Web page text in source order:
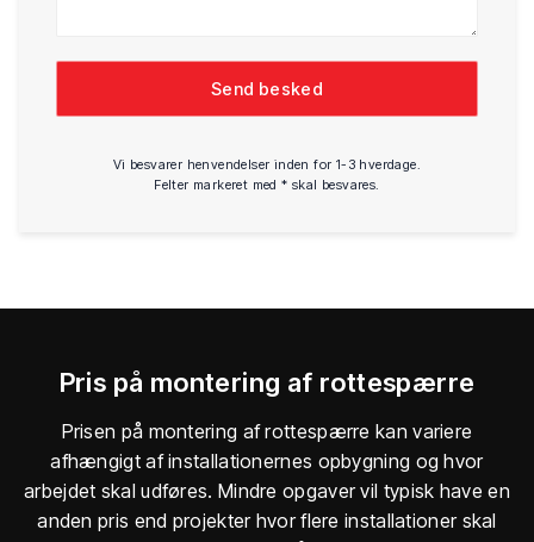
Vi besvarer henvendelser inden for 1-3 hverdage.
Felter markeret med * skal besvares.
Pris på montering af rottespærre
Prisen på montering af rottespærre kan variere
afhængigt af installationernes opbygning og hvor
arbejdet skal udføres. Mindre opgaver vil typisk have en
anden pris end projekter hvor flere installationer skal